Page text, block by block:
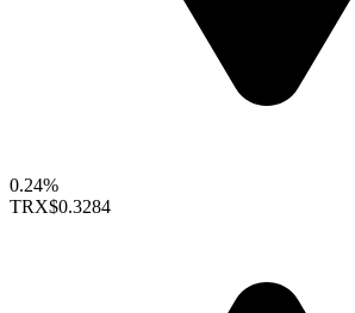
0.24%
TRX$0.3284